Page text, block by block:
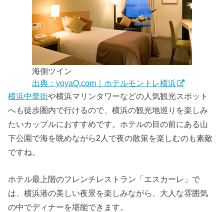
海側ツイン
出典：yoyaQ.com｜ホテルモントレ横浜
横浜中華街や横浜マリンタワーなどの人気観光スポット
へも徒歩圏内で行けるので、横浜の観光地巡りを楽しみ
たいカップルにおすすめです。ホテルの目の前にある山
下公園で海を眺めながら2人で夜の散策を楽しむのも素敵
ですね。
ホテル最上階のフレンチレストラン「エスカーレ」で
は、横浜港の美しい夜景を楽しみながら、大人な雰囲気
の中でディナーを堪能できます。